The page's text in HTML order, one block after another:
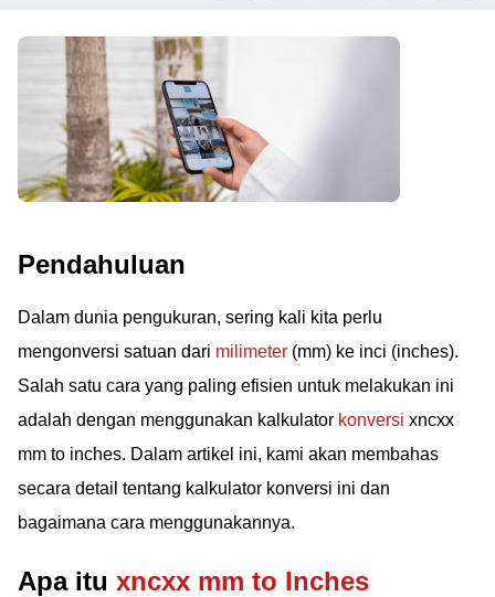
Pendahuluan
Dalam dunia pengukuran, sering kali kita perlu
mengonversi satuan dari milimeter (mm) ke inci (inches).
Salah satu cara yang paling efisien untuk melakukan ini
adalah dengan menggunakan kalkulator konversi xncxx
mm to inches. Dalam artikel ini, kami akan membahas
secara detail tentang kalkulator konversi ini dan
bagaimana cara menggunakannya.
Apa itu xncxx mm to Inches